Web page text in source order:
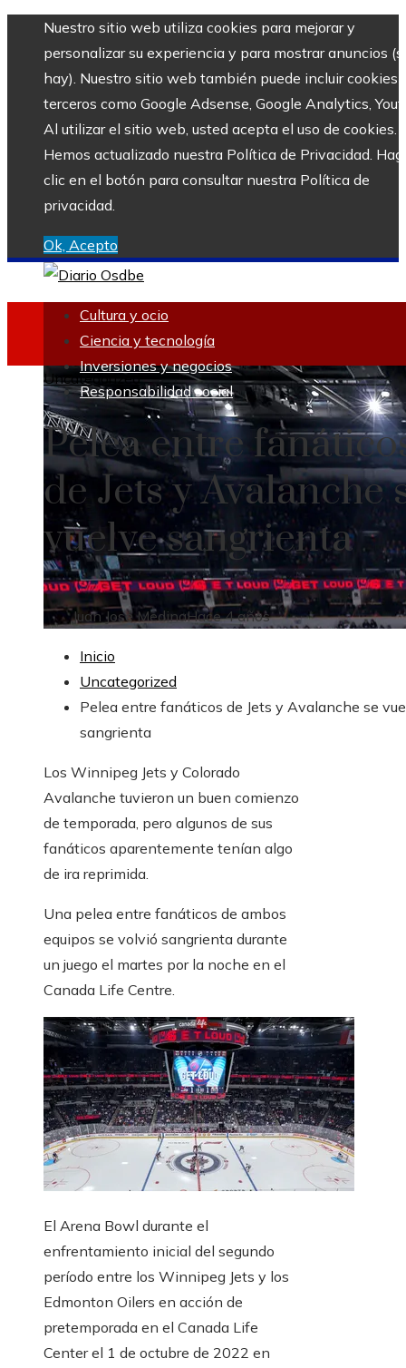
Nuestro sitio web utiliza cookies para mejorar y
personalizar su experiencia y para mostrar anuncios
hay). Nuestro sitio web también puede incluir cookies
terceros como Google Adsense, Google Analytics,
Al utilizar el sitio web, usted acepta el uso de cookies.
Hemos actualizado nuestra Política de Privacidad.
clic en el botón para consultar nuestra Política de
privacidad.
Ok, Acepto
Cultura y ocio
Ciencia y tecnología
Inversiones y negocios
Responsabilidad social
Uncategorized
Pelea entre
de Jets y Avalanche
vuelve sangrienta
Juan José MedinaHace 4 años
Inicio
Uncategorized
Pelea entre fanáticos de Jets y Avalanche se
sangrienta
Los Winnipeg Jets y Colorado
Avalanche tuvieron un buen comienzo
de temporada, pero algunos de sus
fanáticos aparentemente tenían algo
de ira reprimida.
Una pelea entre fanáticos de ambos
equipos se volvió sangrienta durante
un juego el martes por la noche en el
Canada Life Centre.
El Arena Bowl durante el
enfrentamiento inicial del segundo
período entre los Winnipeg Jets y los
Edmonton Oilers en acción de
pretemporada en el Canada Life
Center el 1 de octubre de 2022 en